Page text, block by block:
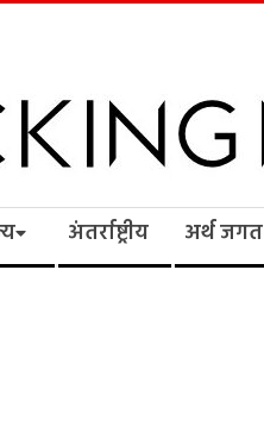
अंतर्राष्ट्रीय अर्थ जगत